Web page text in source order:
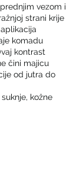
vezom i
strani krije
komadu
kontrast
čini majicu
od jutra do
kožne